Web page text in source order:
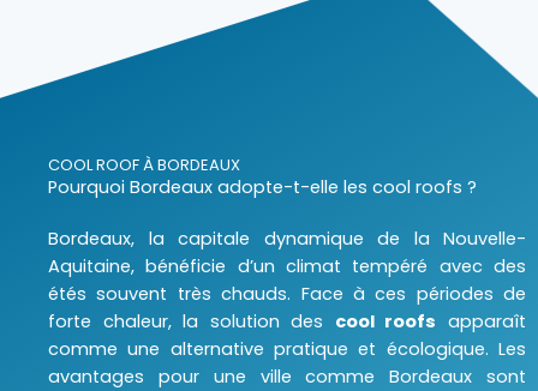
COOL ROOF À BORDEAUX
Pourquoi Bordeaux adopte-t-elle les cool roofs ?
Bordeaux, la capitale dynamique de la Nouvelle-
Aquitaine, bénéficie d’un climat tempéré avec des
étés souvent très chauds. Face à ces périodes de
forte chaleur, la solution des cool roofs apparaît
comme une alternative pratique et écologique. Les
avantages pour une ville comme Bordeaux sont